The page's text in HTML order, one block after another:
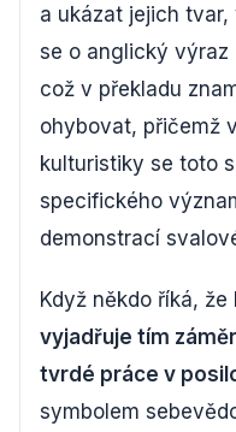
a ukázat jejich
se o anglický výraz
což v překladu
ohybovat, přičemž
kulturistiky se toto
specifického
demonstrací
Když někdo říká,
vyjadřuje tím
tvrdé práce v
symbolem